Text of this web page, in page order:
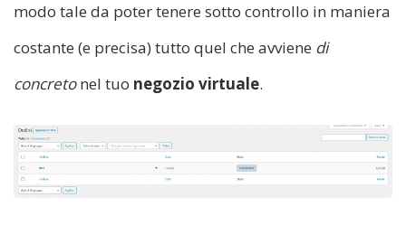
modo tale da poter tenere sotto controllo in maniera
costante (e precisa) tutto quel che avviene di
concretonel tuo negozio virtuale.